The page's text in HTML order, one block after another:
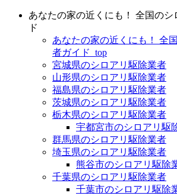
あなたの家の近くにも！ 全国のシ
ド
あなたの家の近くにも！ 全
者ガイド_top
宮城県のシロアリ駆除業者
山形県のシロアリ駆除業者
福島県のシロアリ駆除業者
茨城県のシロアリ駆除業者
栃木県のシロアリ駆除業者
宇都宮市のシロアリ駆
群馬県のシロアリ駆除業者
埼玉県のシロアリ駆除業者
熊谷市のシロアリ駆除
千葉県のシロアリ駆除業者
千葉市のシロアリ駆除